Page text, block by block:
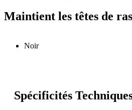
Maintient les têtes de
Noir
Spécificités